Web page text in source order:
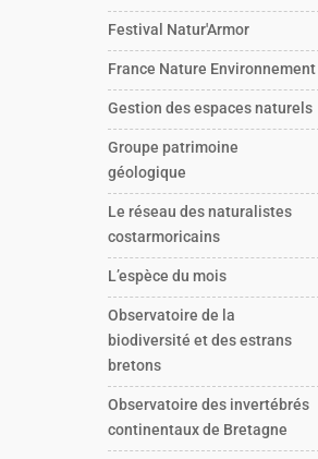
Festival Natur'Armor
France Nature Environnement
Gestion des espaces naturels
Groupe patrimoine
géologique
Le réseau des naturalistes
costarmoricains
L’espèce du mois
Observatoire de la
biodiversité et des estrans
bretons
Observatoire des invertébrés
continentaux de Bretagne